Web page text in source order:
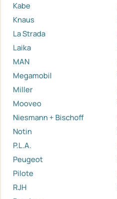
Kabe
Knaus
La Strada
Laika
MAN
Megamobil
Miller
Mooveo
Niesmann + Bischoff
Notin
P.L.A.
Peugeot
Pilote
RJH